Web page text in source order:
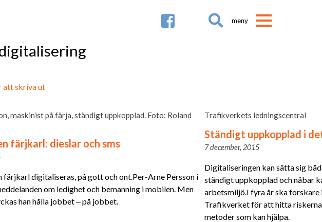

att skriva ut
maskinist på färja, ständigt uppkopplad. Foto: Roland
färjkarl: dieslar och sms
färjkarl digitaliseras, på gott och ont.Per-Arne Persson i
om ledighet och bemanning i mobilen. Men
han hålla jobbet ‒ på jobbet.
Trafikverkets ledningscentral
Ständigt uppkopplad i
7 december, 2015
Digitaliseringen kan sätta sig
ständigt uppkopplad och nåbar
arbetsmiljö.I fyra år ska forskare
Trafikverket för att hitta
metoder som kan hjälpa.